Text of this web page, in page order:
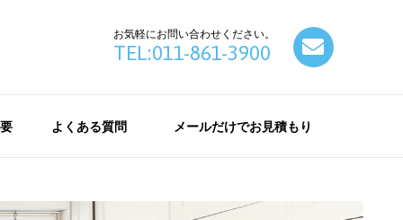
お気軽にお問い合わせください。
TEL:011-861-3900
よくある質問 メールだけでお見積もり